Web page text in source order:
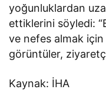
yoğunluklardan
ettiklerini söyledi:
ve nefes almak için
görüntüler,
Kaynak: İHA